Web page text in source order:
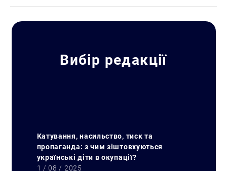
Вибір редакції
Катування, насильство, тиск та
пропаганда: з чим зіштовхуються
українські діти в окупації?
1 / 08 / 2025